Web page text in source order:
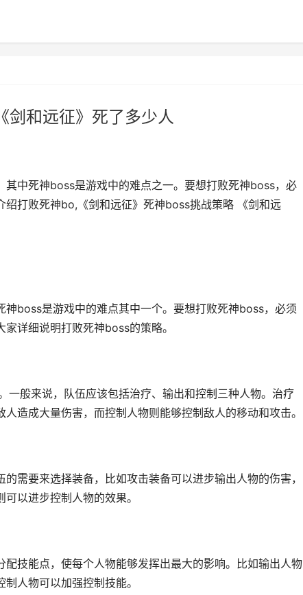
剑和远征》死了多少人
中死神boss是游戏中的难点之一。要想打败死神boss，必
打败死神bo,《剑和远征》死神boss挑战策略 《剑和远
神boss是游戏中的难点其中一个。要想打败死神boss，必须
详细说明打败死神boss的策略。
般来说，队伍应该包括治疗、输出和控制三种人物。治疗
造成大量伤害，而控制人物则能够控制敌人的移动和攻击。
需要来选择装备，比如攻击装备可以进步输出人物的伤害，
以进步控制人物的效果。
技能点，使每个人物能够发挥出最大的影响。比如输出人物
人物可以加强控制技能。